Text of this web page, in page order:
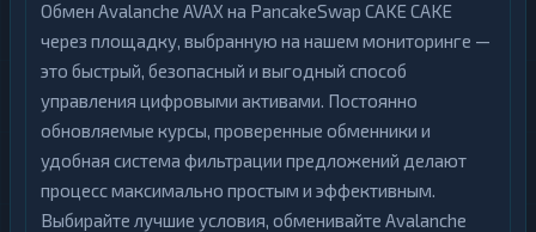
Обмен Avalanche AVAX на PancakeSwap CAKE CAKE
через площадку, выбранную на нашем мониторинге —
это быстрый, безопасный и выгодный способ
управления цифровыми активами. Постоянно
обновляемые курсы, проверенные обменники и
удобная система фильтрации предложений делают
процесс максимально простым и эффективным.
Выбирайте лучшие условия, обменивайте Avalanche